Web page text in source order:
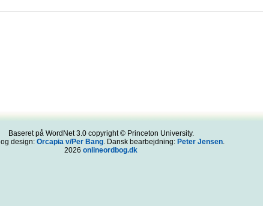
Baseret på WordNet 3.0 copyright © Princeton University.
design: Orcapia v/Per Bang. Dansk bearbejdning: Peter Jensen.
2026 onlineordbog.dk